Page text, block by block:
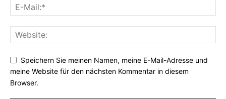
Speichern Sie meinen Namen, meine E-Mail-Adresse und
meine Website für den nächsten Kommentar in diesem
Browser.